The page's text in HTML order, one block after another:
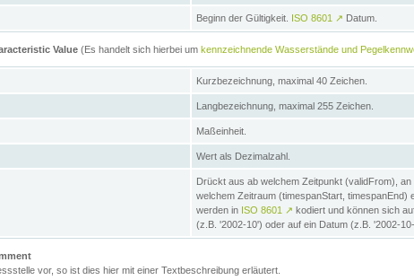
Beginn der Gültigkeit. ISO 8601 ↗ Datum.
Value (Es handelt sich hierbei um kennzeichnende Wasserstände und
Kurzbezeichnung, maximal 40 Zeichen.
Langbezeichnung, maximal 255 Zeichen.
Maßeinheit.
Wert als Dezimalzahl.
Drückt aus ab welchem Zeitpunkt (validFrom),
welchem Zeitraum (timespanStart, timespanEnd)
werden in ISO 8601 ↗ kodiert und können sich
(z.B. '2002-10') oder auf ein Datum (z.B. '2002-
vor, so ist dies hier mit einer Textbeschreibung erläutert.